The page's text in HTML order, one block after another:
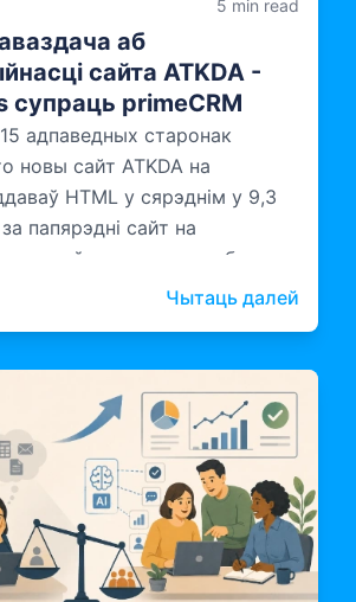
5 min read
аб
сайта ATKDA -
супраць primeCRM
адпаведных старонак
новы сайт ATKDA на
HTML у сярэднім у 9,3
папярэдні сайт на
на серверы была
раза.
Чытаць далей